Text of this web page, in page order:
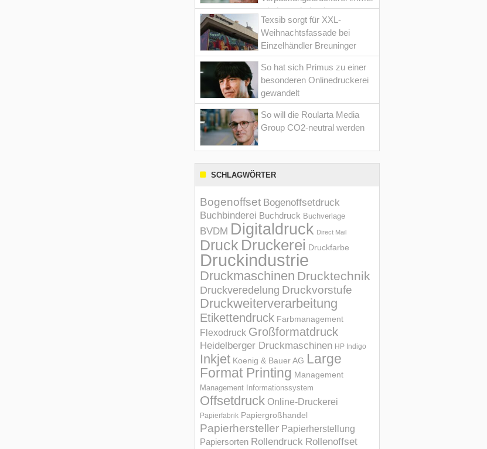
wieder optimiert hat
Texsib sorgt für XXL-
Weihnachtsfassade bei
Einzelhändler Breuninger
So hat sich Primus zu einer
besonderen Onlinedruckerei
gewandelt
So will die Roularta Media
Group CO2-neutral werden
SCHLAGWÖRTER
Bogenoffset Bogenoffsetdruck
Buchbinderei Buchdruck Buchverlage
BVDM Digitaldruck Direct Mail
Druck Druckerei Druckfarbe
Druckindustrie
Druckmaschinen Drucktechnik
Druckveredelung Druckvorstufe
Druckweiterverarbeitung
Etikettendruck Farbmanagement
Flexodruck Großformatdruck
Heidelberger Druckmaschinen HP Indigo
Inkjet Koenig & Bauer AG Large
Format Printing Management
Management Informations­system
Offsetdruck Online-Druckerei
Papierfabrik Papiergroßhandel
Papierhersteller Papierherstellung
Papiersorten Rollendruck Rollenoffset